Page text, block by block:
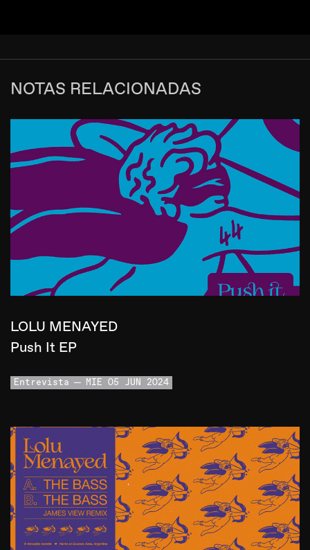
NOTAS RELACIONADAS
LOLU MENAYED
Push It EP
Entrevista MIE 05 JUN 2024